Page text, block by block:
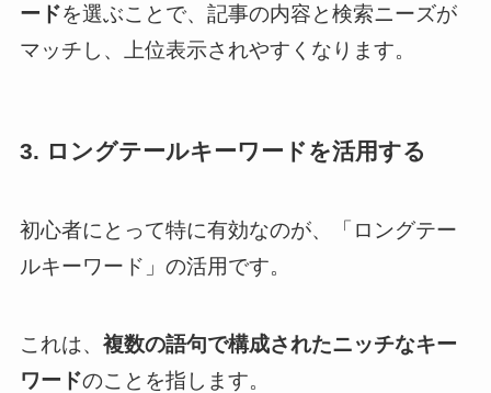
ードを選ぶことで、記事の内容と検索ニーズが
マッチし、上位表示されやすくなります。
3. ロングテールキーワードを活用する
初心者にとって特に有効なのが、「ロングテー
ルキーワード」の活用です。
これは、 複数の語句で構成されたニッチなキー
ワードのことを指します。